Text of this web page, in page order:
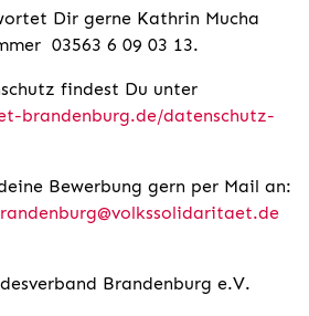
Dir gerne Kathrin Mucha
03563 6 09 03 13.
findest Du unter
brandenburg.de/datenschutz-
Bewerbung gern per Mail an:
Brandenburg e.V.